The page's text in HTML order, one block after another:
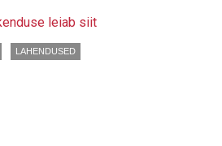
leiab siit
LAHENDUSED